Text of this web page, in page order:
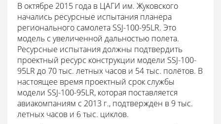
В октябре 2015 года в ЦАГИ им. Жуковского
начались ресурсные испытания планера
регионального самолета SSJ-100-95LR. Это
модель с увеличенной дальностью полета.
Ресурсные испытания должны подтвердить
проектный ресурс конструкции модели SSJ-100-
95LR до 70 тыс. летных часов и 54 тыс. полётов. В
настоящее время проектный срок службы
модели SSJ-100-95LR, которая поставляется
авиакомпаниям с 2013 г., подтвержден в 9 тыс.
летных часов и 6 тыс. циклов.